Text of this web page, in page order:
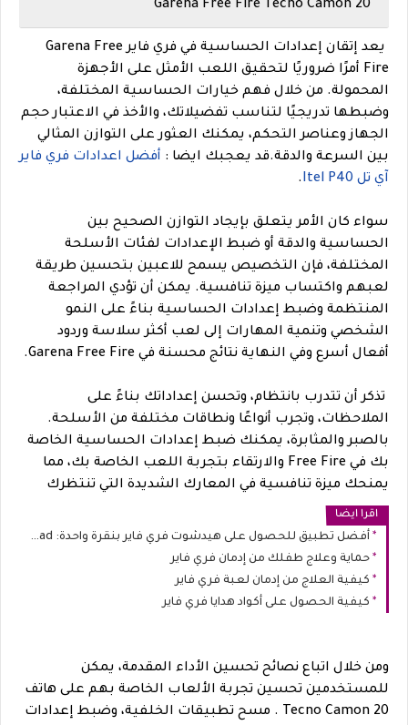
Garena Free Fire Tecno Camon 20
يعد إتقان إعدادات الحساسية في فري فاير Garena Free
Fire أمرًا ضروريًا لتحقيق اللعب الأمثل على الأجهزة
المحمولة. من خلال فهم خيارات الحساسية المختلفة،
وضبطها تدريجيًا لتناسب تفضيلاتك، والأخذ في الاعتبار حجم
الجهاز وعناصر التحكم، يمكنك العثور على التوازن المثالي
بين السرعة والدقة.قد يعجبك ايضا : أفضل اعدادات فري فاير
آي تل Itel P40
.
سواء كان الأمر يتعلق بإيجاد التوازن الصحيح بين
الحساسية والدقة أو ضبط الإعدادات لفئات الأسلحة
المختلفة، فإن التخصيص يسمح للاعبين بتحسين طريقة
لعبهم واكتساب ميزة تنافسية. يمكن أن تؤدي المراجعة
المنتظمة وضبط إعدادات الحساسية بناءً على النمو
الشخصي وتنمية المهارات إلى لعب أكثر سلاسة وردود
أفعال أسرع وفي النهاية نتائج محسنة في Garena Free Fire.
تذكر أن تتدرب بانتظام، وتحسن إعداداتك بناءً على
الملاحظات، وتجرب أنواعًا ونطاقات مختلفة من الأسلحة.
بالصبر والمثابرة، يمكنك ضبط إعدادات الحساسية الخاصة
بك في Free Fire والارتقاء بتجربة اللعب الخاصة بك، مما
يمنحك ميزة تنافسية في المعارك الشديدة التي تنتظرك
اقرا ايضا
أفضل تطبيق للحصول على هيدشوت فري فاير بنقرة واحدة: Free Fire Head
حماية وعلاج طفلك من إدمان فري فاير
كيفية العلاج من إدمان لعبة فري فاير
كيفية الحصول على أكواد هدايا فري فاير
ومن خلال اتباع نصائح تحسين الأداء المقدمة، يمكن
للمستخدمين تحسين تجربة الألعاب الخاصة بهم على هاتف
Tecno Camon 20 . مسح تطبيقات الخلفية، وضبط إعدادات